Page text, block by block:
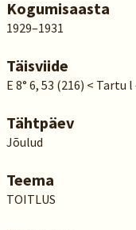
Kogumisaasta
1929–1931
Täisviide
E 8° 6, 53 (216) < Tartu
Tähtpäev
Jõulud
Teema
TOITLUS